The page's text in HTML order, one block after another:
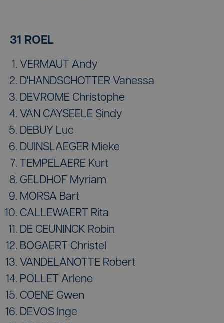
31 ROEL
VERMAUT Andy
D'HANDSCHOTTER Vanessa
DEVROME Christophe
VAN CAYSEELE Sindy
DEBUY Luc
DUINSLAEGER Mieke
TEMPELAERE Kurt
GELDHOF Myriam
MORSA Bart
CALLEWAERT Rita
DE CEUNINCK Robin
BOGAERT Christel
VANDELANOTTE Robert
POLLET Arlene
COENE Gwen
DEVOS Inge